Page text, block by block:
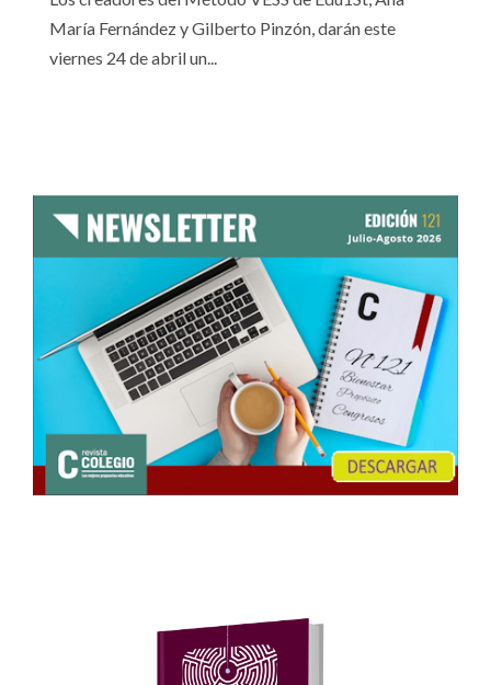
María Fernández y Gilberto Pinzón, darán este
viernes 24 de abril un...